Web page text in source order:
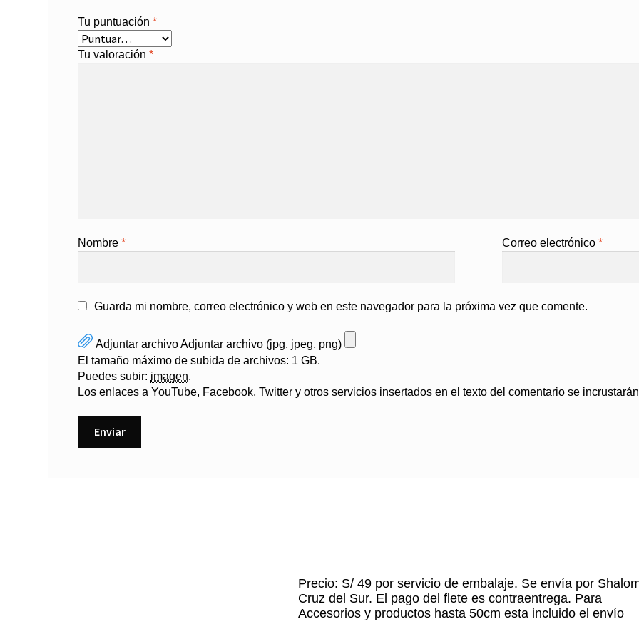
Tu puntuación*
Tu valoración*
Nombre* Correo electrónico*
Guarda mi nombre, correo electrónico y web en este navegador para la próxima vez que comente.
Adjuntar archivoAdjuntar archivo (jpg, jpeg, png)
El tamaño máximo de subida de archivos: 1 GB.
Puedes subir: imagen.
Los enlaces a YouTube, Facebook, Twitter y otros servicios insertados en el texto del comentario se
Precio: S/ 49 por servicio de embalaje. Se envía por
Cruz del Sur. El pago del flete es contraentrega. Para
Accesorios y productos hasta 50cm esta incluido el envío